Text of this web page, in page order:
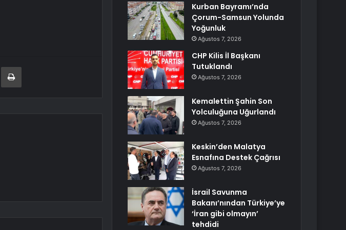
E-Posta ile paylaş Yazdır
Kurban Bayramı’nda
Çorum-Samsun Yolunda
Yoğunluk
Ağustos 7, 2026
CHP Kilis İl Başkanı
Tutuklandı
Ağustos 7, 2026
Kemalettin Şahin Son
Yolculuğuna Uğurlandı
Ağustos 7, 2026
Keskin’den Malatya
Esnafına Destek Çağrısı
Ağustos 7, 2026
İsrail Savunma
Bakanı’nından Türkiye’ye
‘İran gibi olmayın’
tehdidi